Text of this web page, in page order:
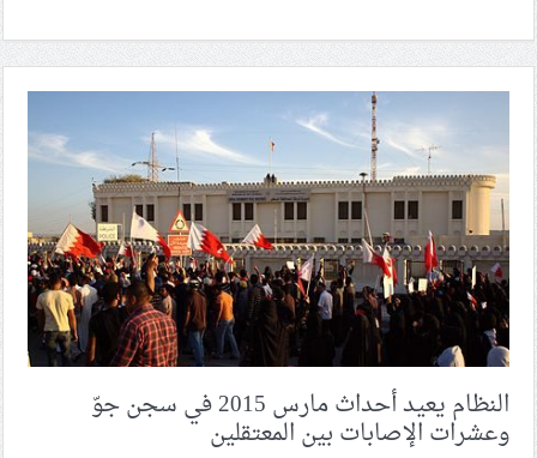
النظام يعيد أحداث مارس 2015 في سجن جوّ
وعشرات الإصابات بين المعتقلين